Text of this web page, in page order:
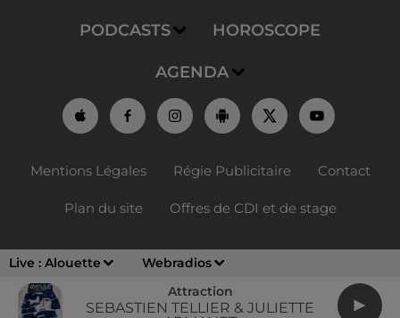
Live : Alouette
Webradios
Attraction
SEBASTIEN TELLIER & JULIETTE
PODCASTS HOROSCOPE
AGENDA
Mentions Légales Régie Publicitaire Contact
Plan du site Offres de CDI et de stage